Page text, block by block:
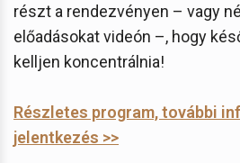
részt a rendezvényen – vagy
előadásokat videón –, hogy
kelljen koncentrálnia!
Részletes program, további
jelentkezés >>